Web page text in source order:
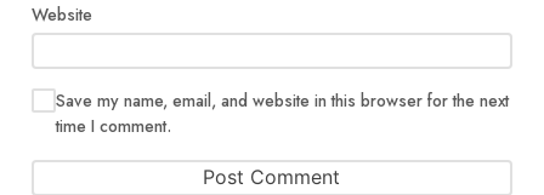
Website
Save my name, email, and website in this browser for the next
time I comment.